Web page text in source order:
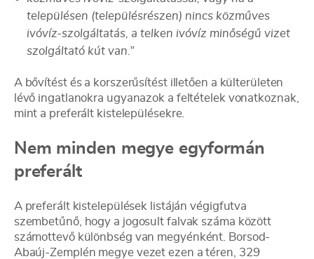
településen (településrészen) nincs közműves
ivóvíz-szolgáltatás, a telken ivóvíz minőségű vizet
szolgáltató kút van.”
A bővítést és a korszerűsítést illetően a külterületen
lévő ingatlanokra ugyanazok a feltételek vonatkoznak,
mint a preferált kistelepülésekre.
Nem minden megye egyformán
preferált
A preferált kistelepülések listáján végigfutva
szembetűnő, hogy a jogosult falvak száma között
számottevő különbség van megyénként. Borsod-
Abaúj-Zemplén megye vezet ezen a téren, 329